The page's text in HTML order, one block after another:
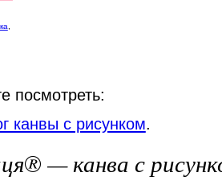
посмотреть:
канвы с рисунком.
— канва с